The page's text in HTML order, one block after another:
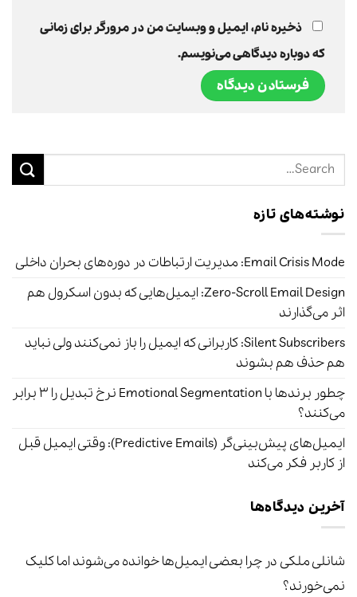
ذخیره نام، ایمیل و وبسایت من در مرورگر برای زمانی
که دوباره دیدگاهی می‌نویسم.
نوشته‌های تازه
Email Crisis Mode: مدیریت ارتباطات در دوره‌های بحران داخلی
Zero-Scroll Email Design: ایمیل‌هایی که بدون اسکرول هم
اثر می‌گذارند
Silent Subscribers: کاربرانی که ایمیل را باز نمی‌کنند ولی نباید
هم حذف هم بشوند
چطور برندها با Emotional Segmentation نرخ تبدیل را ۳ برابر
می‌کنند؟
ایمیل‌های پیش‌بینی‌گر (Predictive Emails): وقتی ایمیل قبل
از کاربر فکر می‌کند
آخرین دیدگاه‌ها
شانلی ملکی در چرا بعضی ایمیل‌ها خوانده می‌شوند اما کلیک
نمی‌خورند؟